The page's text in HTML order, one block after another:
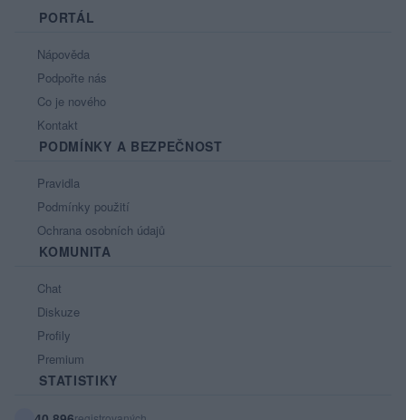
PORTÁL
Nápověda
Podpořte nás
Co je nového
Kontakt
PODMÍNKY A BEZPEČNOST
Pravidla
Podmínky použití
Ochrana osobních údajů
KOMUNITA
Chat
Diskuze
Profily
Premium
STATISTIKY